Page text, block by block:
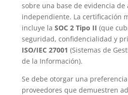
sobre una base de evidencia de
independiente. La certificación
incluye la SOC 2 Tipo II (que
seguridad, confidencialidad y
ISO/IEC 27001 (Sistemas de
de la Información).
Se debe otorgar una
proveedores que demuestren